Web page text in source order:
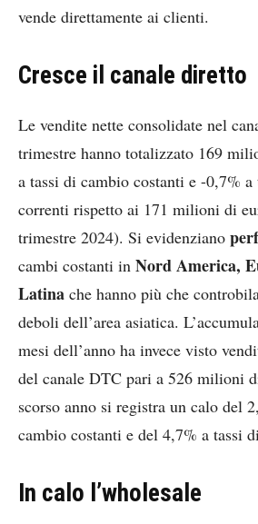
vende direttamente ai clienti.
Cresce il canale diretto
Le vendite nette consolidate nel
trimestre hanno totalizzato 169
a tassi di cambio costanti e -0,7%
correnti rispetto ai 171 milioni di
trimestre 2024). Si evidenziano
cambi costanti in Nord America,
Latina che hanno più che
deboli dell’area asiatica.
mesi dell’anno ha invece visto
del canale DTC pari a 526 milioni
scorso anno si registra un calo del
cambio costanti e del 4,7% a tassi
In calo l’wholesale